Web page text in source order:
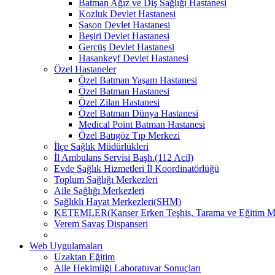
Batman Ağız ve Diş Sağlığı Hastanesi
Kozluk Devlet Hastanesi
Sason Devlet Hastanesi
Beşiri Devlet Hastanesi
Gercüş Devlet Hastanesi
Hasankeyf Devlet Hastanesi
Özel Hastaneler
Özel Batman Yaşam Hastanesi
Özel Batman Hastanesi
Özel Zilan Hastanesi
Özel Batman Dünya Hastanesi
Medical Point Batman Hastanesi
Özel Batıgöz Tıp Merkezi
İlçe Sağlık Müdürlükleri
İl Ambulans Servisi Başh.(112 Acil)
Evde Sağlık Hizmetleri İl Koordinatörlüğü
Toplum Sağlığı Merkezleri
Aile Sağlığı Merkezleri
Sağlıklı Hayat Merkezleri(SHM)
KETEMLER(Kanser Erken Teşhis, Tarama ve Eğitim
Verem Savaş Dispanseri
Web Uygulamaları
Uzaktan Eğitim
Aile Hekimliği Laboratuvar Sonuçları